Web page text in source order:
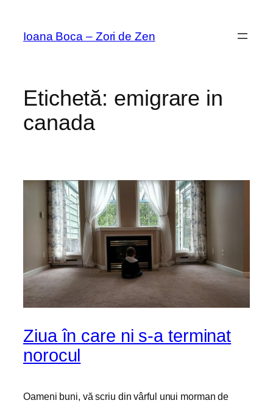
conținut
Ioana Boca – Zori de Zen
Etichetă: emigrare in
canada
Ziua în care ni s-a terminat
norocul
Oameni buni, vă scriu din vârful unui morman de